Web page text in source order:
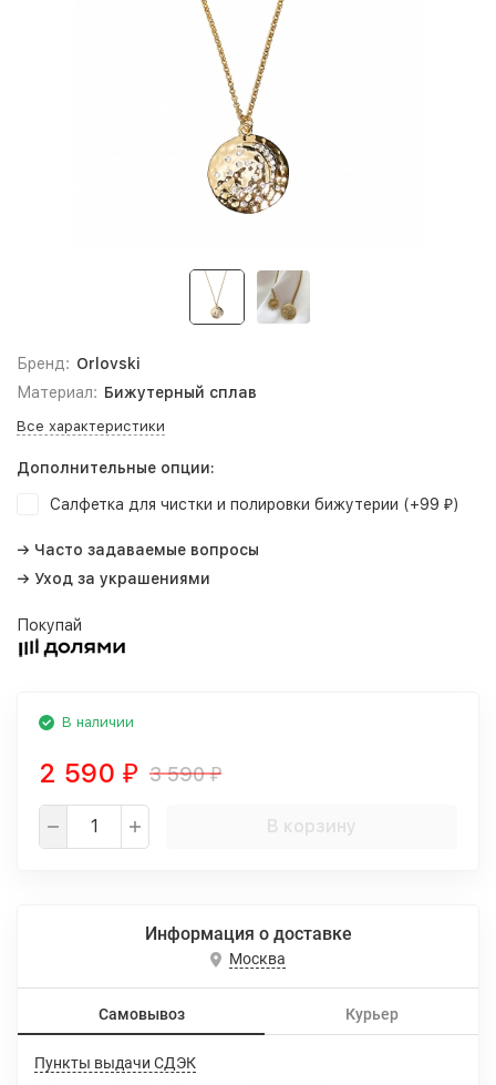
Бренд: Orlovski
Материал: Бижутерный сплав
Все характеристики
Дополнительные опции:
Салфетка для чистки и полировки бижутерии (+99 ₽)
→ Часто задаваемые вопросы
→ Уход за украшениями
Покупай
В наличии
2 590 ₽ 3 590₽
В корзину
Информация о доставке
Москва
Самовывоз Курьер
Пункты выдачи СДЭК